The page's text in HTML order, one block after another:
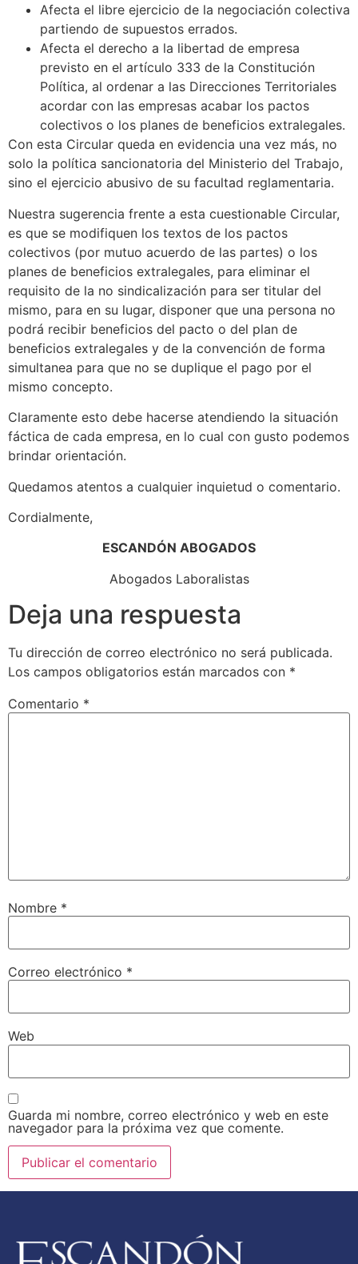
Afecta el libre ejercicio de la negociación colectiva
partiendo de supuestos errados.
Afecta el derecho a la libertad de empresa
previsto en el artículo 333 de la Constitución
Política, al ordenar a las Direcciones Territoriales
acordar con las empresas acabar los pactos
colectivos o los planes de beneficios extralegales.
Con esta Circular queda en evidencia una vez más, no
solo la política sancionatoria del Ministerio del Trabajo,
sino el ejercicio abusivo de su facultad reglamentaria.
Nuestra sugerencia frente a esta cuestionable Circular,
es que se modifiquen los textos de los pactos
colectivos (por mutuo acuerdo de las partes) o los
planes de beneficios extralegales, para eliminar el
requisito de la no sindicalización para ser titular del
mismo, para en su lugar, disponer que una persona no
podrá recibir beneficios del pacto o del plan de
beneficios extralegales y de la convención de forma
simultanea para que no se duplique el pago por el
mismo concepto.
Claramente esto debe hacerse atendiendo la situación
fáctica de cada empresa, en lo cual con gusto podemos
brindar orientación.
Quedamos atentos a cualquier inquietud o comentario.
Cordialmente,
ESCANDÓN ABOGADOS
Abogados Laboralistas
Deja una respuesta
Tu dirección de correo electrónico no será publicada.
Los campos obligatorios están marcados con *
Comentario *
Nombre *
Correo electrónico *
Web
Guarda mi nombre, correo electrónico y web en este
navegador para la próxima vez que comente.